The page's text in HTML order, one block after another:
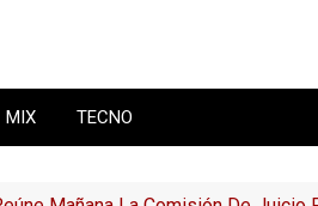
MIX TECNO